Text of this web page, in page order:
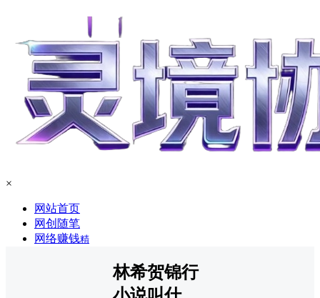
×
网站首页
网创随笔
网络赚钱精
林希贺锦行